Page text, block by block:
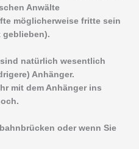
Anwälte
möglicherweise fritte sein
geblieben).
natürlich wesentlich
Anhänger.
mit dem Anhänger ins
oder wenn Sie